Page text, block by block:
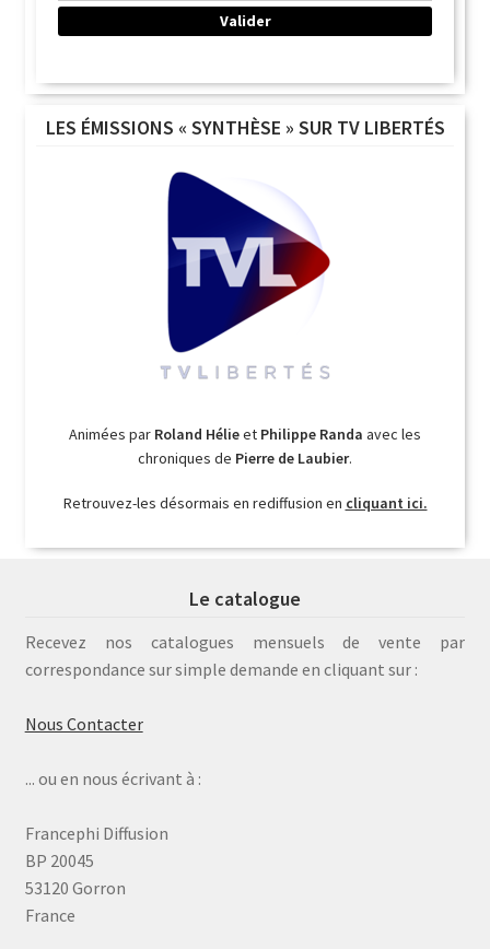
LES ÉMISSIONS « SYNTHÈSE » SUR TV LIBERTÉS
Animées par Roland Hélieet Philippe Randa avec les
chroniques de Pierre de Laubier.
Retrouvez-les désormais en rediffusion en cliquant ici.
Le catalogue
Recevez nos catalogues mensuels de vente par
correspondance sur simple demande en cliquant sur :
Nous Contacter
... ou en nous écrivant à :
Francephi Diffusion
BP 20045
53120 Gorron
France